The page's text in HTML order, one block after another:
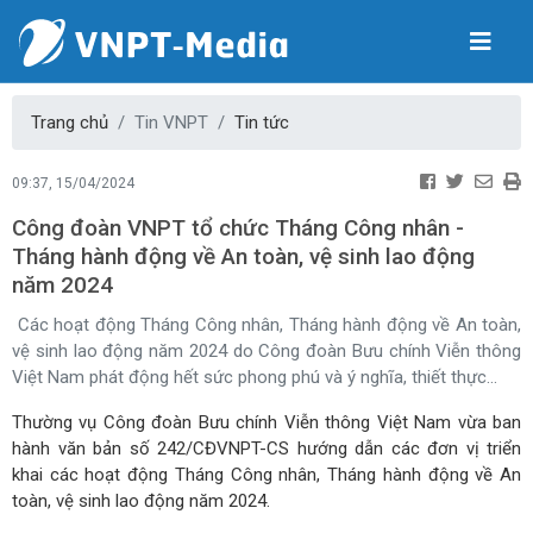
Trang chủ Tin VNPT Tin tức
09:37, 15/04/2024
Công đoàn VNPT tổ chức Tháng Công nhân -
Tháng hành động về An toàn, vệ sinh lao động
năm 2024
Các hoạt động Tháng Công nhân, Tháng hành động về An toàn,
vệ sinh lao động năm 2024 do Công đoàn Bưu chính Viễn thông
Việt Nam phát động hết sức phong phú và ý nghĩa, thiết thực...
Thường vụ Công đoàn Bưu chính Viễn thông Việt Nam vừa ban
hành văn bản số 242/CĐVNPT-CS hướng dẫn các đơn vị triển
khai các hoạt động Tháng Công nhân, Tháng hành động về An
toàn, vệ sinh lao động năm 2024.